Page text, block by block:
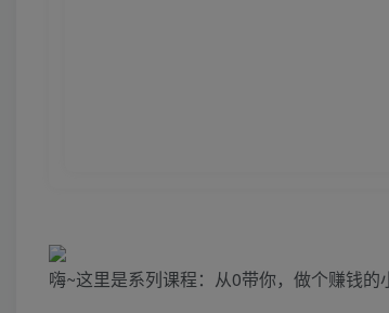
嗨~这里是系列课程：从0带你，做个赚钱